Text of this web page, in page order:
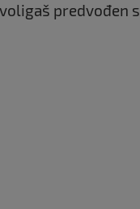
predvođen s